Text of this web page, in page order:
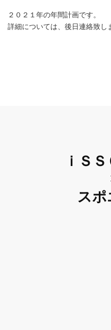
２０２１年の年間計画です。
詳細については、後日連絡致し
ｉＳ
スポ